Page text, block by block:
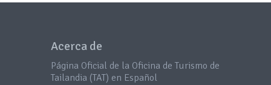
Acerca de
Página Oficial de la Oficina de Turismo de
Tailandia (TAT) en Español